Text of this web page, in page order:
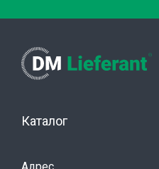
Каталог